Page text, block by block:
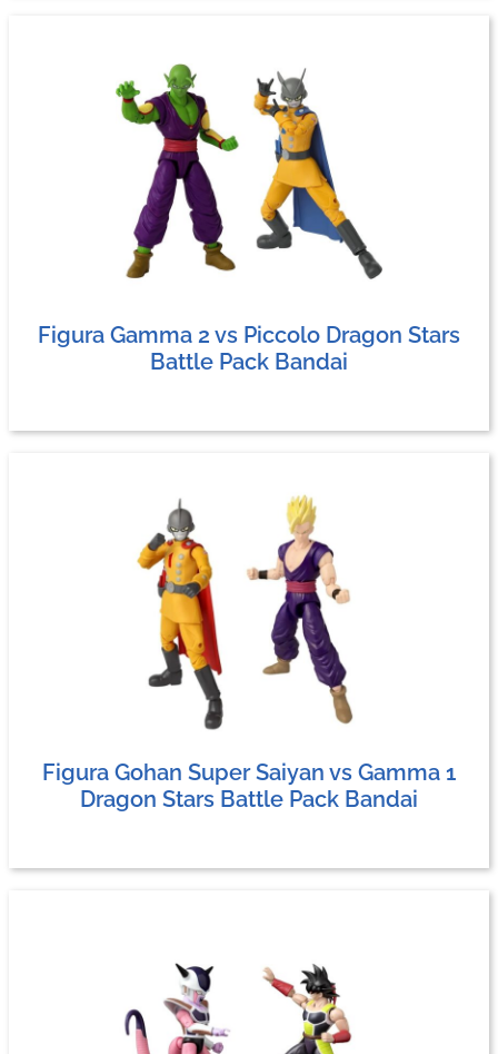
Figura Gamma 2 vs Piccolo Dragon Stars
Battle Pack Bandai
Figura Gohan Super Saiyan vs Gamma 1
Dragon Stars Battle Pack Bandai